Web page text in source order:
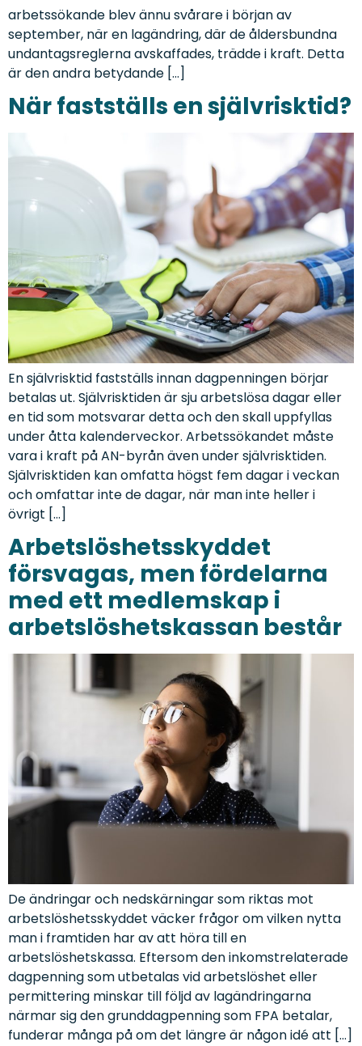
arbetssökande blev ännu svårare i början av
september, när en lagändring, där de åldersbundna
undantagsreglerna avskaffades, trädde i kraft. Detta
är den andra betydande […]
När fastställs en självrisktid?
En självrisktid fastställs innan dagpenningen börjar
betalas ut. Självrisktiden är sju arbetslösa dagar eller
en tid som motsvarar detta och den skall uppfyllas
under åtta kalenderveckor. Arbetssökandet måste
vara i kraft på AN-byrån även under självrisktiden.
Självrisktiden kan omfatta högst fem dagar i veckan
och omfattar inte de dagar, när man inte heller i
övrigt […]
Arbetslöshetsskyddet
försvagas, men fördelarna
med ett medlemskap i
arbetslöshetskassan består
De ändringar och nedskärningar som riktas mot
arbetslöshetsskyddet väcker frågor om vilken nytta
man i framtiden har av att höra till en
arbetslöshetskassa. Eftersom den inkomstrelaterade
dagpenning som utbetalas vid arbetslöshet eller
permittering minskar till följd av lagändringarna
närmar sig den grunddagpenning som FPA betalar,
funderar många på om det längre är någon idé att […]